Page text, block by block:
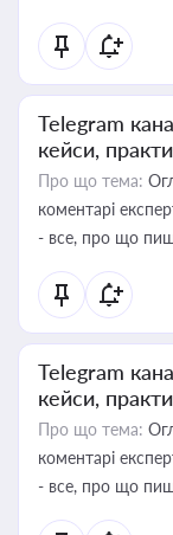
Telegram
кейси,
Про що тема:
коментарі
- все, про що
Telegram
кейси,
Про що тема:
коментарі
- все, про що